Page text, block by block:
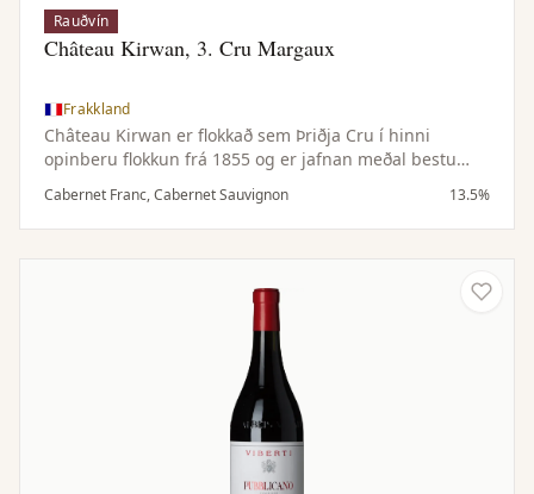
Rauðvín
Château Kirwan, 3. Cru Margaux
Frakkland
Château Kirwan er flokkað sem Þriðja Cru í hinni
opinberu flokkun frá 1855 og er jafnan meðal bestu
vína Margaux. Búgarðurinn framleiðir að meðaltali um
12.000 kassa á ári af aðalvíni sínu.
Cabernet Franc, Cabernet Sauvignon 13.5%